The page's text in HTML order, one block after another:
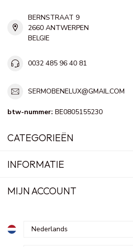
BERNSTRAAT 9
2660 ANTWERPEN
BELGIE
0032 485 96 40 81
SERMOBENELUX@GMAIL.COM
btw-nummer: BE0805155230
CATEGORIEËN
INFORMATIE
MIJN ACCOUNT